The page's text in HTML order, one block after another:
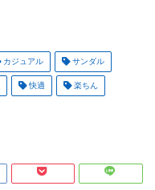
カジュアル サンダル
快適 楽ちん